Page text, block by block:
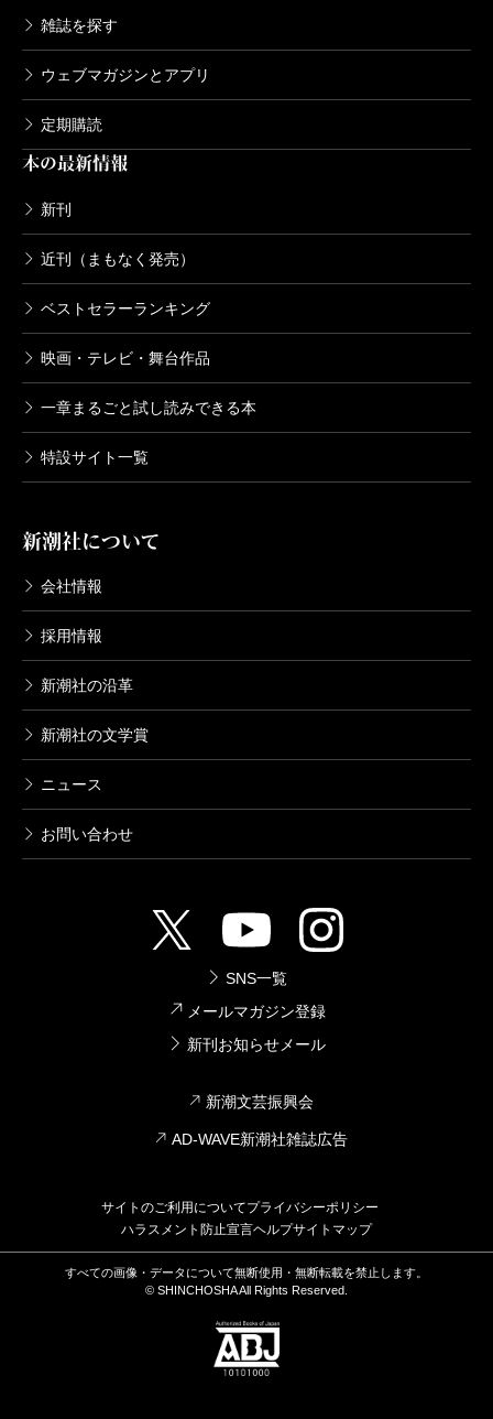
雑誌を探す
ウェブマガジンとアプリ
定期購読
本の最新情報
新刊
近刊（まもなく発売）
ベストセラーランキング
映画・テレビ・舞台作品
一章まるごと試し読みできる本
特設サイト一覧
新潮社について
会社情報
採用情報
新潮社の沿革
新潮社の文学賞
ニュース
お問い合わせ
SNS一覧
メールマガジン登録
新刊お知らせメール
新潮文芸振興会
AD-WAVE新潮社雑誌広告
サイトのご利用についてプライバシーポリシー
ハラスメント防止宣言ヘルプサイトマップ
すべての画像・データについて無断使用・無断転載を禁止します。
© SHINCHOSHA All Rights Reserved.